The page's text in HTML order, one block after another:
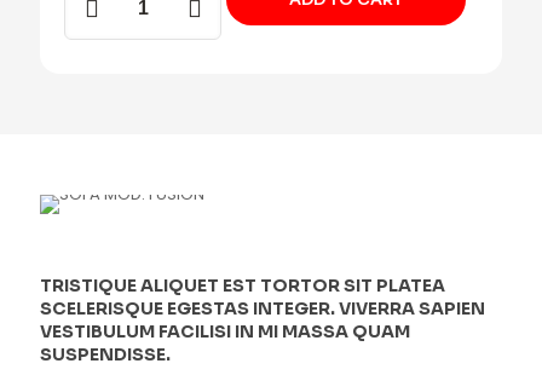
MOD.
FUSION
TRISTIQUE ALIQUET EST TORTOR SIT PLATEA
SCELERISQUE EGESTAS INTEGER. VIVERRA SAPIEN
VESTIBULUM FACILISI IN MI MASSA QUAM
SUSPENDISSE.